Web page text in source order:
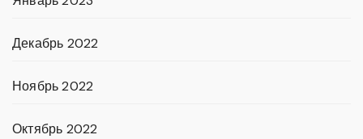
Декабрь 2022
Ноябрь 2022
Октябрь 2022